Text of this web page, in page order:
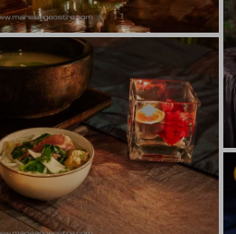
Lijiang, restaurant
Lijiang, restaurant © Marie-